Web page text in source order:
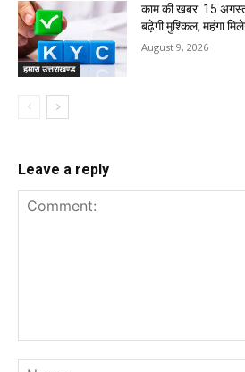
हमारा उत्तराखण्ड
काम की खबर: 15
बढ़ेगी मुश्किल, महंगा
August 9, 2026
Leave a reply